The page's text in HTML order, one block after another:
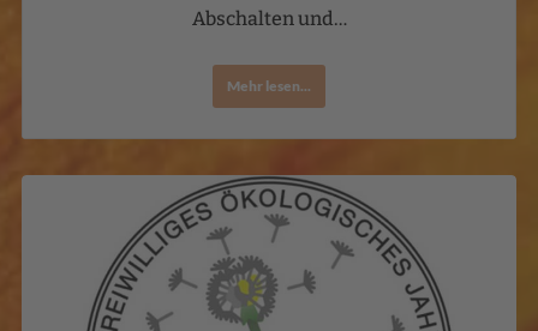
Abschalten und…
Mehr lesen...